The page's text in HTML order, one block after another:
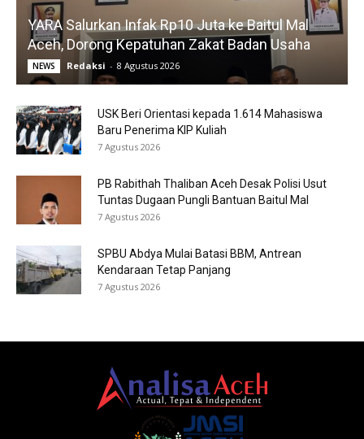
YARA Salurkan Infak Rp10 Juta ke Baitul Mal
Aceh, Dorong Kepatuhan Zakat Badan Usaha
NEWS Redaksi - 8 Agustus 2026
USK Beri Orientasi kepada 1.614 Mahasiswa
Baru Penerima KIP Kuliah
7 Agustus 2026
PB Rabithah Thaliban Aceh Desak Polisi Usut
Tuntas Dugaan Pungli Bantuan Baitul Mal
7 Agustus 2026
SPBU Abdya Mulai Batasi BBM, Antrean
Kendaraan Tetap Panjang
7 Agustus 2026